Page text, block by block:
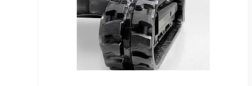
В избранное Под заказ